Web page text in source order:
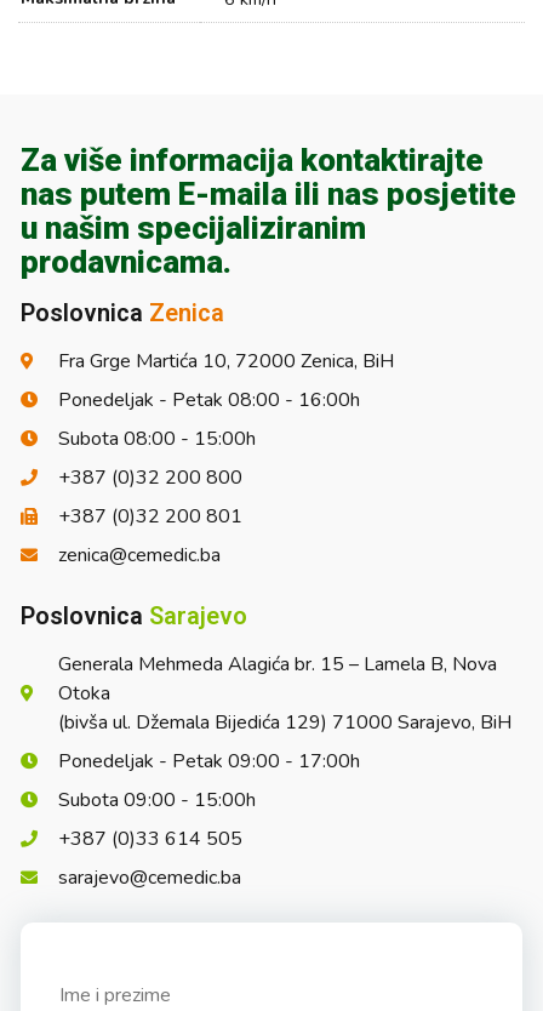
Za više informacija kontaktirajte
nas putem E-maila ili nas posjetite
u našim specijaliziranim
prodavnicama.
Poslovnica Zenica
Fra Grge Martića 10, 72000 Zenica, BiH
Ponedeljak - Petak 08:00 - 16:00h
Subota 08:00 - 15:00h
+387 (0)32 200 800
+387 (0)32 200 801
zenica@cemedic.ba
Poslovnica Sarajevo
Generala Mehmeda Alagića br. 15 – Lamela B, Nova
Otoka
(bivša ul. Džemala Bijedića 129) 71000 Sarajevo, BiH
Ponedeljak - Petak 09:00 - 17:00h
Subota 09:00 - 15:00h
+387 (0)33 614 505
sarajevo@cemedic.ba